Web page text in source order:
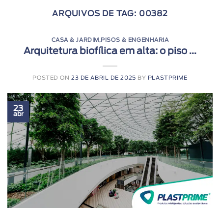
ARQUIVOS DE TAG: 00382
CASA & JARDIM,PISOS & ENGENHARIA
Arquitetura biofílica em alta: o piso ...
POSTED ON23 DE ABRIL DE 2025 BY PLASTPRIME
23
abr